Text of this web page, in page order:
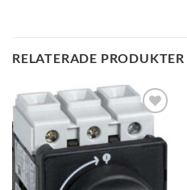
RELATERADE PRODUKTER